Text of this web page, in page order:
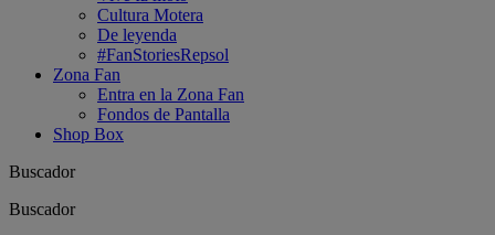
Cultura Motera
De leyenda
#FanStoriesRepsol
Zona Fan
Entra en la Zona Fan
Fondos de Pantalla
Shop Box
Buscador
Buscador